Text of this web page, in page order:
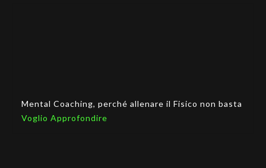
Mental Coaching, perché allenare il Fisico non basta
Voglio Approfondire